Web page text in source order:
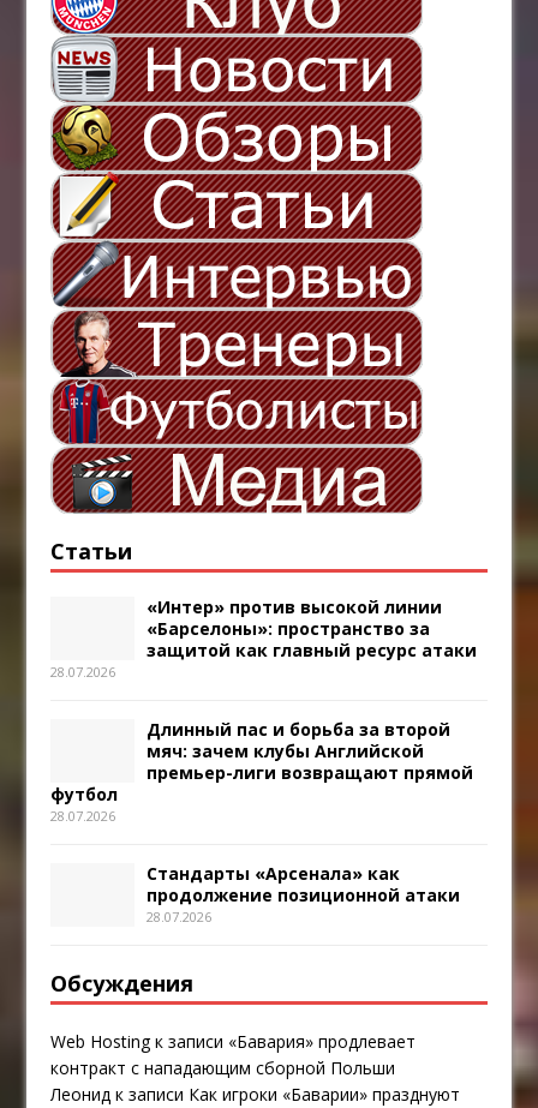
Статьи
«Интер» против высокой линии
«Барселоны»: пространство за
защитой как главный ресурс атаки
28.07.2026
Длинный пас и борьба за второй
мяч: зачем клубы Английской
премьер-лиги возвращают прямой
футбол
28.07.2026
Стандарты «Арсенала» как
продолжение позиционной атаки
28.07.2026
Обсуждения
Web Hostingк записи «Бавария» продлевает
контракт с нападающим сборной Польши
Леонид к записи Как игроки «Баварии» празднуют